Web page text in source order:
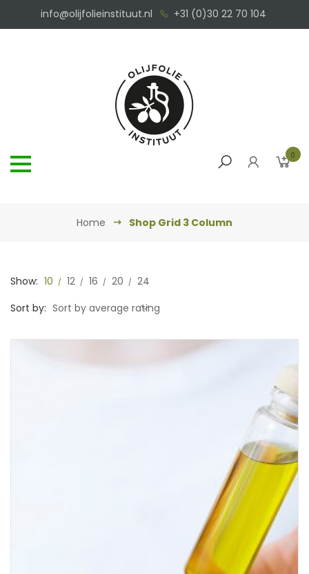
info@olijfolieinstituut.nl +31 (0)30 22 70 104
0
Home Shop Grid 3 Column
Show: 10 12 16 20
24
Sort by: Sort by average rating